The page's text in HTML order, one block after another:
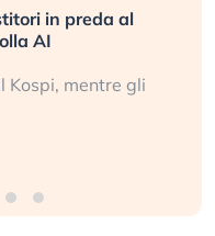
in preda al
AI
Kospi, mentre gli